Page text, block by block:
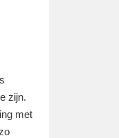
zijn.
met